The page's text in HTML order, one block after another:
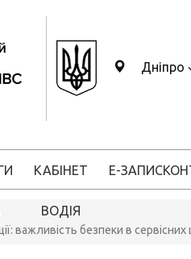
Дніпро
КАБІНЕТ
ВОДІЯ
Е-ЗАПИС
важливість безпеки в